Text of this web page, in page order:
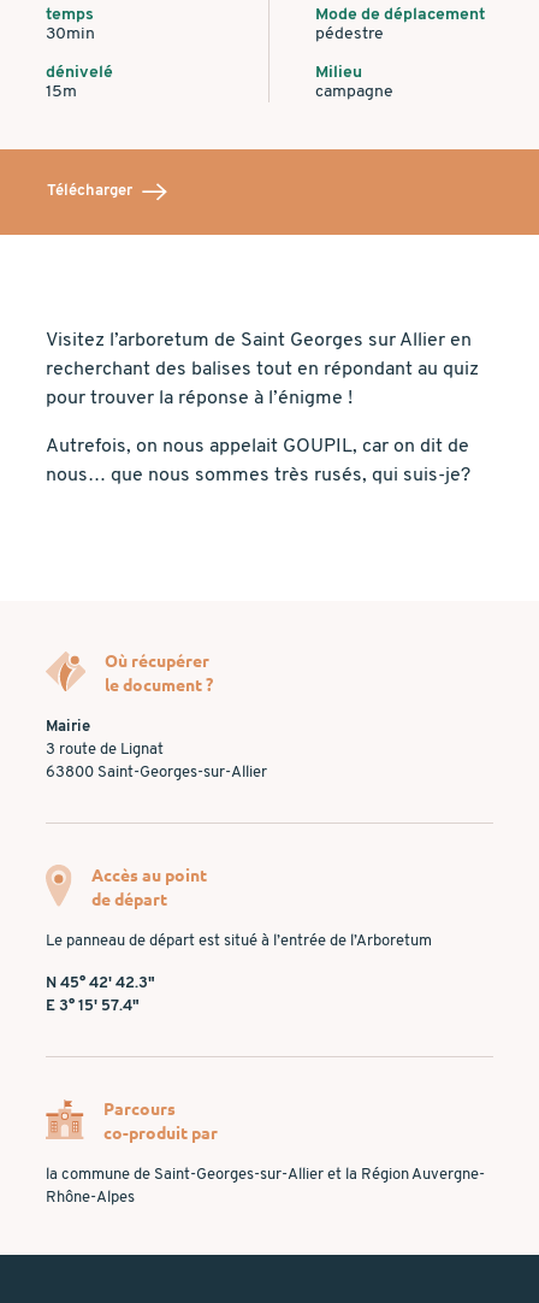
temps
30min
dénivelé
15m
Mode de déplacement
pédestre
Milieu
campagne
Télécharger
Visitez l’arboretum de Saint Georges sur Allier en
recherchant des balises tout en répondant au quiz
pour trouver la réponse à l’énigme !
Autrefois, on nous appelait GOUPIL, car on dit de
nous… que nous sommes très rusés, qui suis-je?
Où récupérer
le document ?
Mairie
3 route de Lignat
63800 Saint-Georges-sur-Allier
Accès au point
de départ
Le panneau de départ est situé à l’entrée de l’Arboretum
N 45° 42' 42.3"
E 3° 15' 57.4"
Parcours
co-produit par
la commune de Saint-Georges-sur-Allier et la Région Auvergne-
Rhône-Alpes